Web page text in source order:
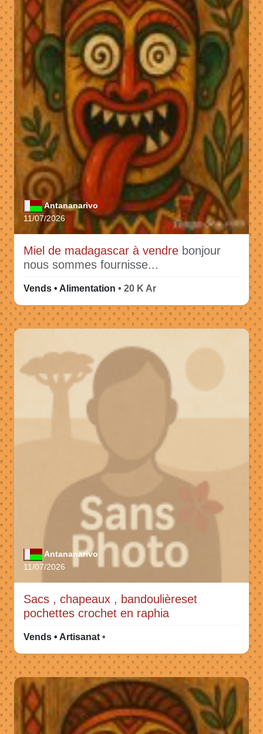
Antananarivo
11/07/2026
Miel de madagascar à vendre bonjour
nous sommes fournisse...
Vends • Alimentation • 20 K Ar
Antananarivo
11/07/2026
Sacs , chapeaux , bandoulièreset
pochettes crochet en raphia
Vends • Artisanat •